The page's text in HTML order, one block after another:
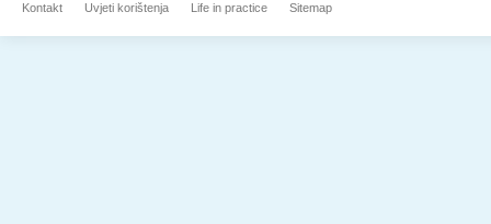
Kontakt Uvjeti korištenja Life in practice Sitemap